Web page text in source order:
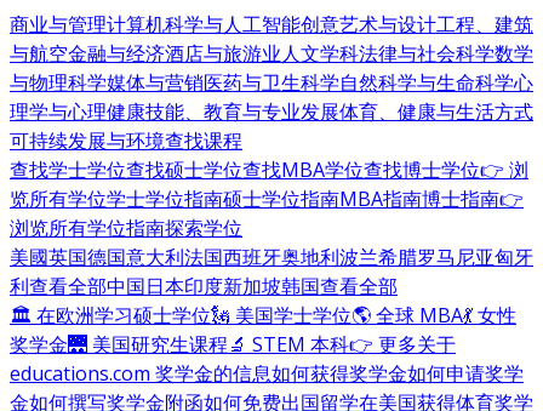
商业与管理计算机科学与人工智能创意艺术与设计工程、建筑
与航空金融与经济酒店与旅游业人文学科法律与社会科学数学
与物理科学媒体与营销医药与卫生科学自然科学与生命科学心
理学与心理健康技能、教育与专业发展体育、健康与生活方式
可持续发展与环境查找课程
查找学士学位查找硕士学位查找MBA学位查找博士学位👉 浏
览所有学位学士学位指南硕士学位指南MBA指南博士指南👉
浏览所有学位指南探索学位
美國英国德国意大利法国西班牙奥地利波兰希腊罗马尼亚匈牙
利查看全部中国日本印度新加坡韩国查看全部
🏛 在欧洲学习硕士学位🗽 美国学士学位🌎 全球 MBA💃 女性
奖学金🌉 美国研究生课程🔬 STEM 本科👉 更多关于
educations.com 奖学金的信息如何获得奖学金如何申请奖学
金如何撰写奖学金附函如何免费出国留学在美国获得体育奖学